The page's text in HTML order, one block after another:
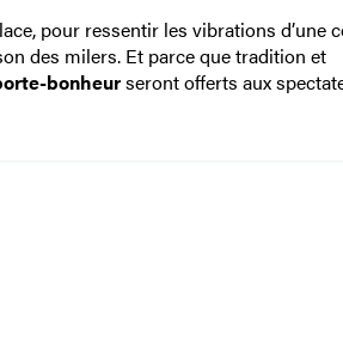
pour ressentir les vibrations d’une
des milers. Et parce que tradition et
bonheurseront offerts aux